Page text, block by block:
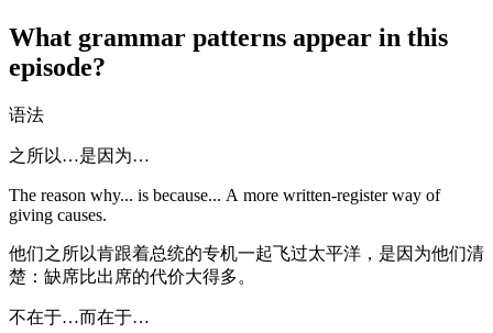
What grammar patterns appear in this
episode?
语法
之所以…是因为…
The reason why... is because... A more written-register way of
giving causes.
他们之所以肯跟着总统的专机一起飞过太平洋，是因为他们清
楚：缺席比出席的代价大得多。
不在于…而在于…